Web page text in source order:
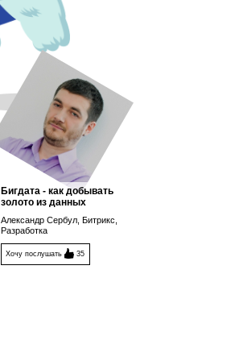
Бигдата - как добывать
золото из данных
Александр Сербул, Битрикс,
Разработка
Хочу послушать 35